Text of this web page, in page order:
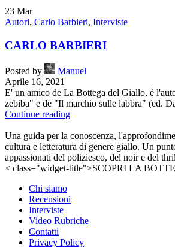
23 Mar
Autori, Carlo Barbieri, Interviste
CARLO BARBIERI
Posted by
Manuel
Aprile 16, 2021
E' un amico de La Bottega del Giallo, è
zebiba" e de "Il marchio sulle labbra" (ed.
Continue reading
Una guida per la conoscenza,
cultura e letteratura di genere giallo. Un
appassionati del poliziesco, del noir e del
< class="widget-title">SCOPRI LA
Chi siamo
Recensioni
Interviste
Video Rubriche
Contatti
Privacy Policy